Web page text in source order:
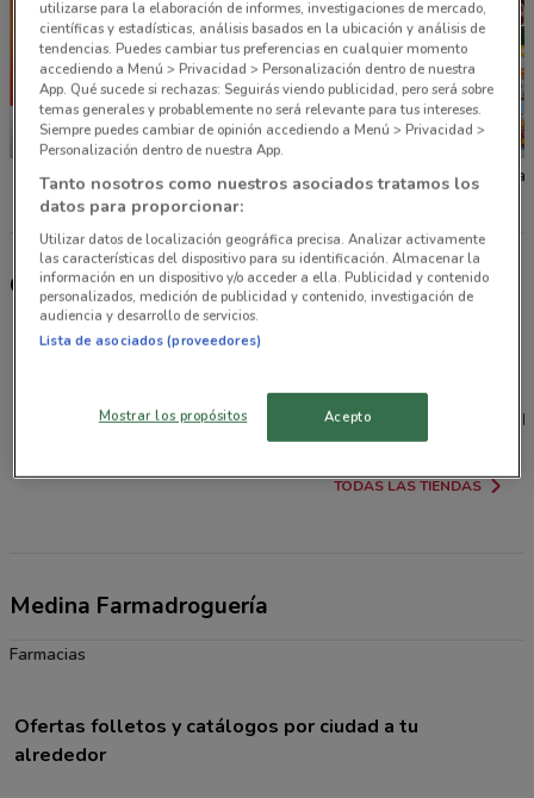
NUEVO
La Comer
NUEVO
Fresko
Otras tiendas seleccionadas para ti
La Comer Fresko Tiendas Neto
TODAS LAS TIENDAS
Medina Farmadroguería
Farmacias
Ofertas folletos y catálogos por ciudad a tu
alrededor
utilizarse para la elaboración de informes, investigaciones de mercado,
científicas y estadísticas, análisis basados en la ubicación y análisis de
tendencias. Puedes cambiar tus preferencias en cualquier momento
accediendo a Menú > Privacidad > Personalización dentro de nuestra
App. Qué sucede si rechazas: Seguirás viendo publicidad, pero será sobre
temas generales y probablemente no será relevante para tus intereses.
Siempre puedes cambiar de opinión accediendo a Menú > Privacidad >
Personalización dentro de nuestra App.
Tanto nosotros como nuestros asociados tratamos los
datos para proporcionar:
Utilizar datos de localización geográfica precisa. Analizar activamente
las características del dispositivo para su identificación. Almacenar la
información en un dispositivo y/o acceder a ella. Publicidad y contenido
personalizados, medición de publicidad y contenido, investigación de
audiencia y desarrollo de servicios.
Lista de asociados (proveedores)
Mostrar los propósitos Acepto